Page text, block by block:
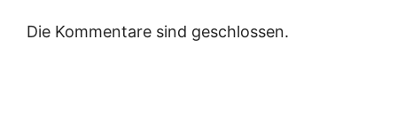
Die Kommentare sind geschlossen.